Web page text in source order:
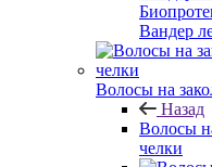
Вандер
Волосы на
Назад
Волосы
челки